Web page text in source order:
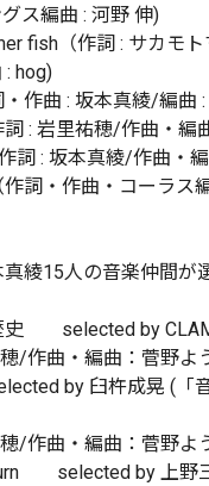
ス編曲 : 河野 伸)
fish（作詞 : サカモ
: hog)
作曲 : 坂本真綾/編曲
: 岩里祐穂/作曲・編
詞 : 坂本真綾/作曲・
作詞・作曲・コーラス
真綾15人の音楽仲間が
史 selected by
/作曲・編曲：菅野よ
by 臼杵成晃 (「
/作曲・編曲：菅野よ
selected by 上野